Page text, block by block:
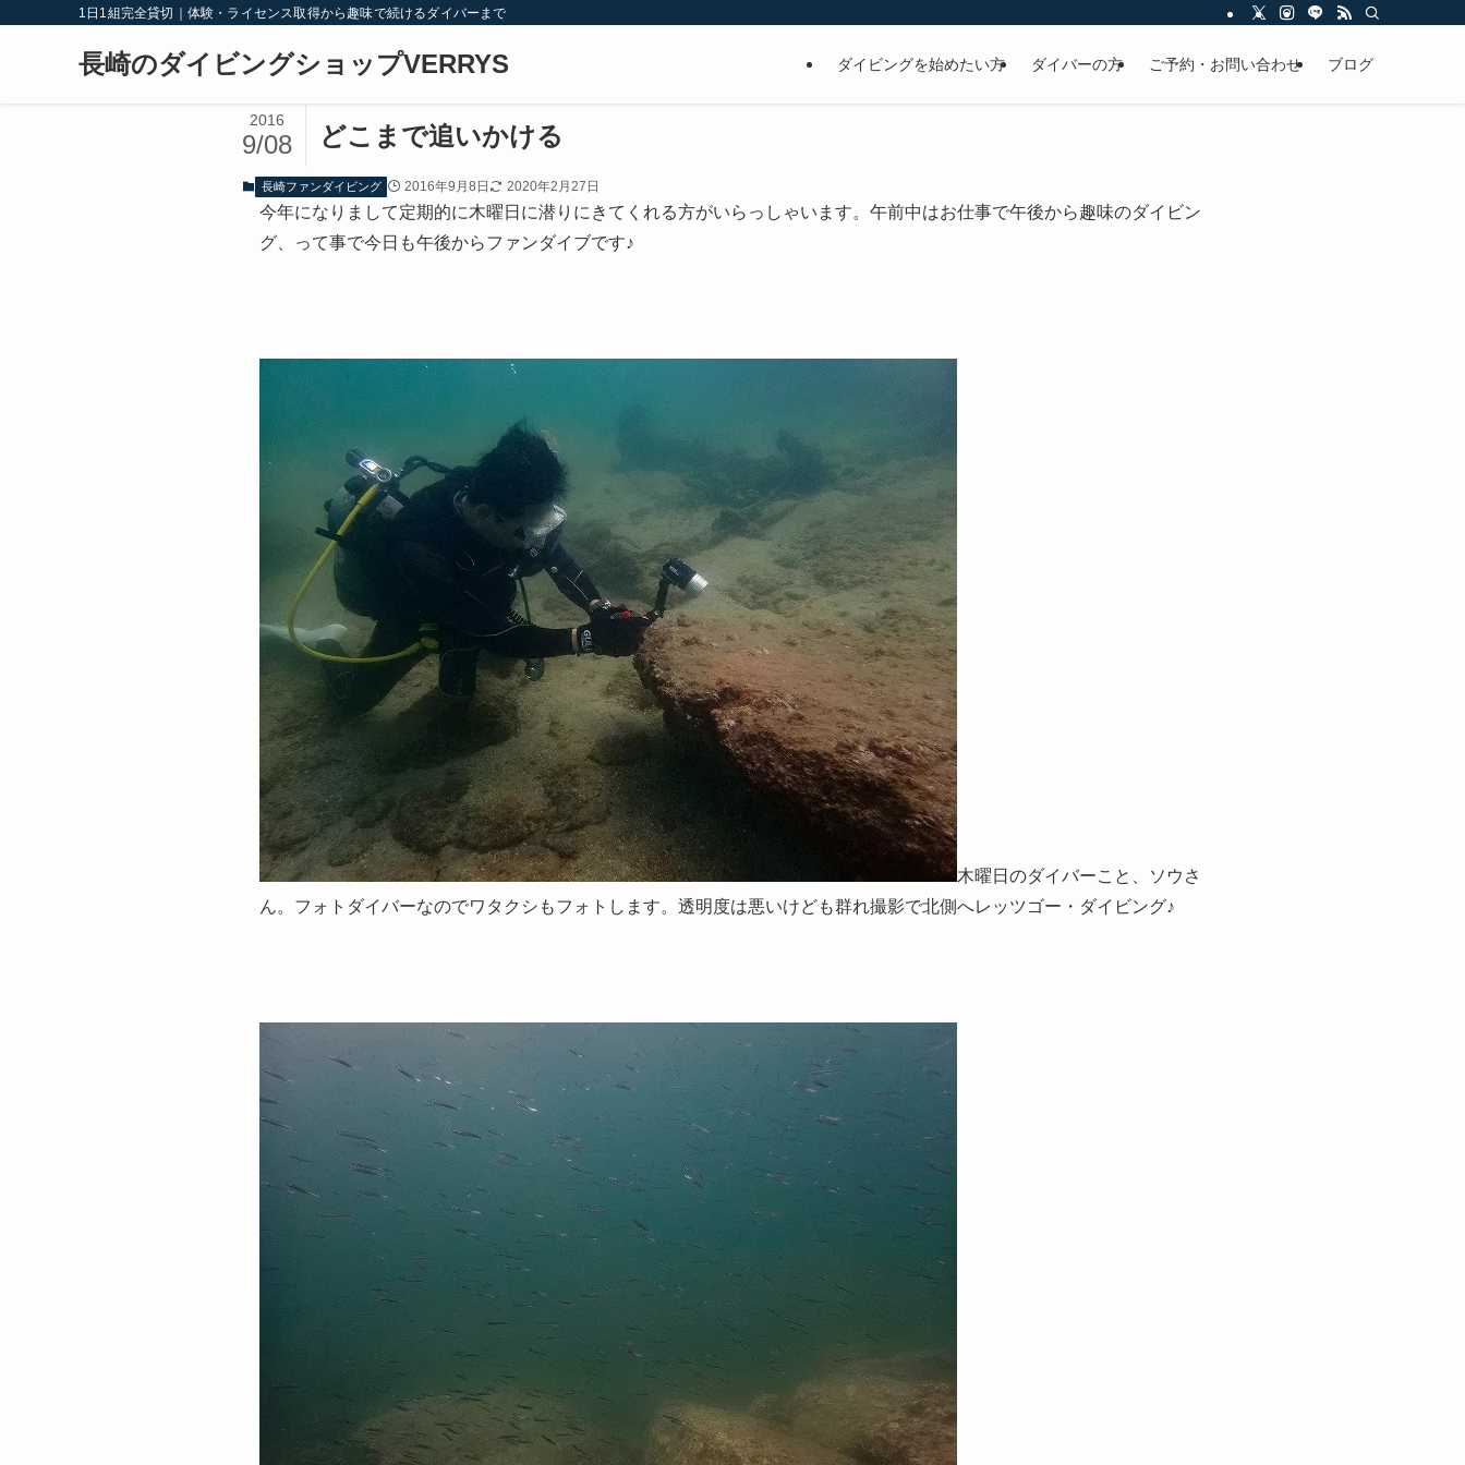
1日1組完全貸切｜体験・ライセンス取得から趣味で続けるダイバーまで
長崎のダイビングショップVERRYS ダイビングを始めたい方 ダイバーの方 ご予約・お問い合わせ ブログ
どこまで追いかける
2016
9/08
長崎ファンダイビング 2016年9月8日 2020年2月27日
今年になりまして定期的に木曜日に潜りにきてくれる方がいらっしゃいます。午前中はお仕事で午後から趣味のダイビン
グ、って事で今日も午後からファンダイブです♪
木曜日のダイバーこと、ソウさ
ん。フォトダイバーなのでワタクシもフォトします。透明度は悪いけども群れ撮影で北側へレッツゴー・ダイビング♪